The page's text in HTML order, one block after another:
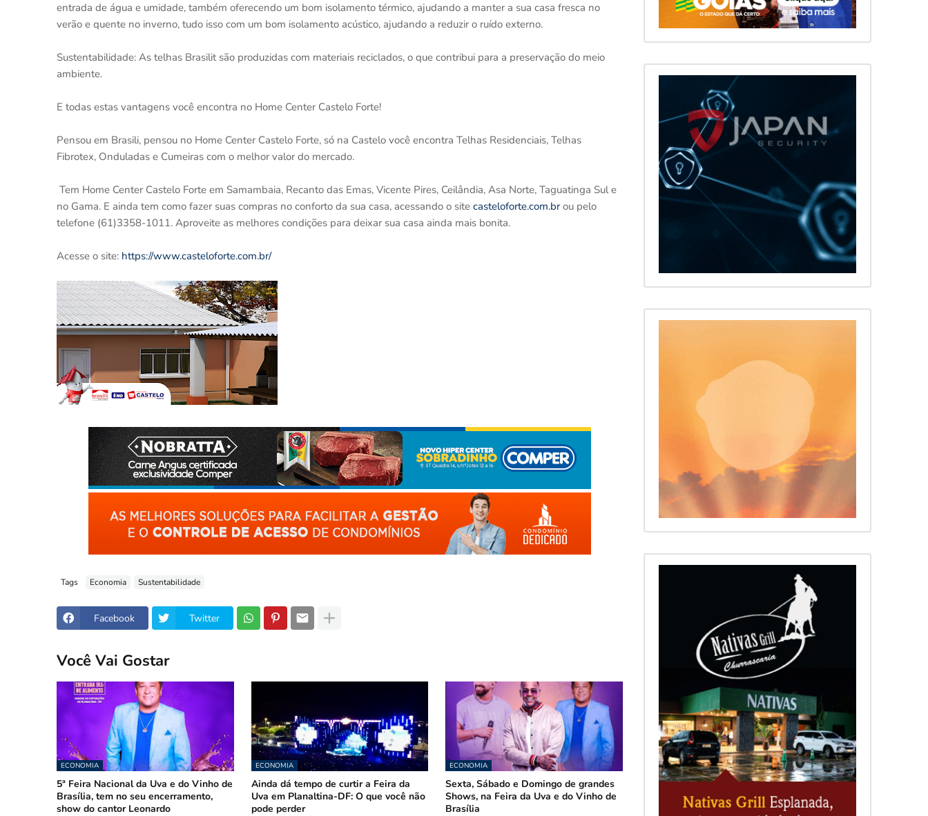
entrada de água e umidade, também oferecendo um bom isolamento térmico, ajudando a manter a sua casa fresca no
verão e quente no inverno, tudo isso com um bom isolamento acústico, ajudando a reduzir o ruído externo.
Sustentabilidade: As telhas Brasilit são produzidas com materiais reciclados, o que contribui para a preservação do meio
ambiente.
E todas estas vantagens você encontra no Home Center Castelo Forte!
Pensou em Brasili, pensou no Home Center Castelo Forte, só na Castelo você encontra Telhas Residenciais, Telhas
Fibrotex, Onduladas e Cumeiras com o melhor valor do mercado.
Tem Home Center Castelo Forte em Samambaia, Recanto das Emas, Vicente Pires, Ceilândia, Asa Norte, Taguatinga Sul e
no Gama. E ainda tem como fazer suas compras no conforto da sua casa, acessando o site casteloforte.com.brou pelo
telefone (61)3358-1011. Aproveite as melhores condições para deixar sua casa ainda mais bonita.
Acesse o site: https://www.casteloforte.com.br/
Tags Economia Sustentabilidade
Facebook Twitter
Você Vai Gostar
ECONOMIA
5ª Feira Nacional da Uva e do Vinho de
Brasília, tem no seu encerramento,
show do cantor Leonardo
ECONOMIA
Ainda dá tempo de curtir a Feira da
Uva em Planaltina-DF: O que você não
pode perder
ECONOMIA
Sexta, Sábado e Domingo de grandes
Shows, na Feira da Uva e do Vinho de
Brasília